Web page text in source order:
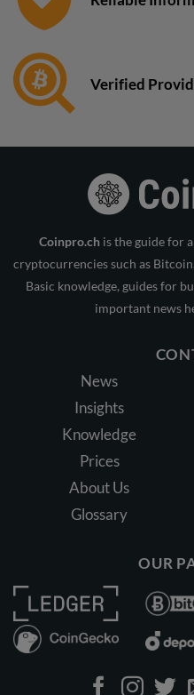
Verified
Coinpro.ch is the guide for
cryptocurrencies such as
Basic knowledge, guides for
important news
News
Insights
Knowledge
Prices
About Us
Glossary
OUR